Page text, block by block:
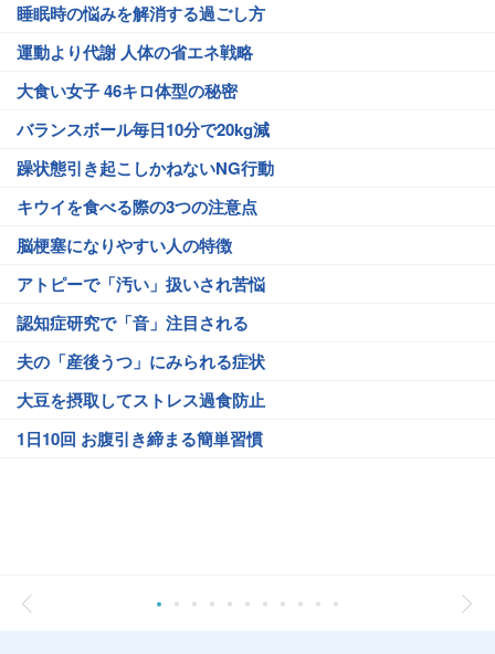
睡眠時の悩みを解消する過ごし方
運動より代謝 人体の省エネ戦略
大食い女子 46キロ体型の秘密
バランスボール毎日10分で20kg減
躁状態引き起こしかねないNG行動
キウイを食べる際の3つの注意点
脳梗塞になりやすい人の特徴
アトピーで「汚い」扱いされ苦悩
認知症研究で「音」注目される
夫の「産後うつ」にみられる症状
大豆を摂取してストレス過食防止
1日10回 お腹引き締まる簡単習慣